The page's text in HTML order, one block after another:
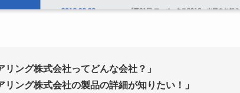
リング株式会社ってどんな会社？」
リング株式会社の製品の詳細が知りたい！」